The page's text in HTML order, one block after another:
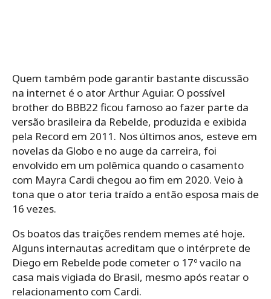
Quem também pode garantir bastante discussão
na internet é o ator Arthur Aguiar. O possível
brother do BBB22 ficou famoso ao fazer parte da
versão brasileira da Rebelde, produzida e exibida
pela Record em 2011. Nos últimos anos, esteve em
novelas da Globo e no auge da carreira, foi
envolvido em um polêmica quando o casamento
com Mayra Cardi chegou ao fim em 2020. Veio à
tona que o ator teria traído a então esposa mais de
16 vezes.
Os boatos das traições rendem memes até hoje.
Alguns internautas acreditam que o intérprete de
Diego em Rebelde pode cometer o 17º vacilo na
casa mais vigiada do Brasil, mesmo após reatar o
relacionamento com Cardi.